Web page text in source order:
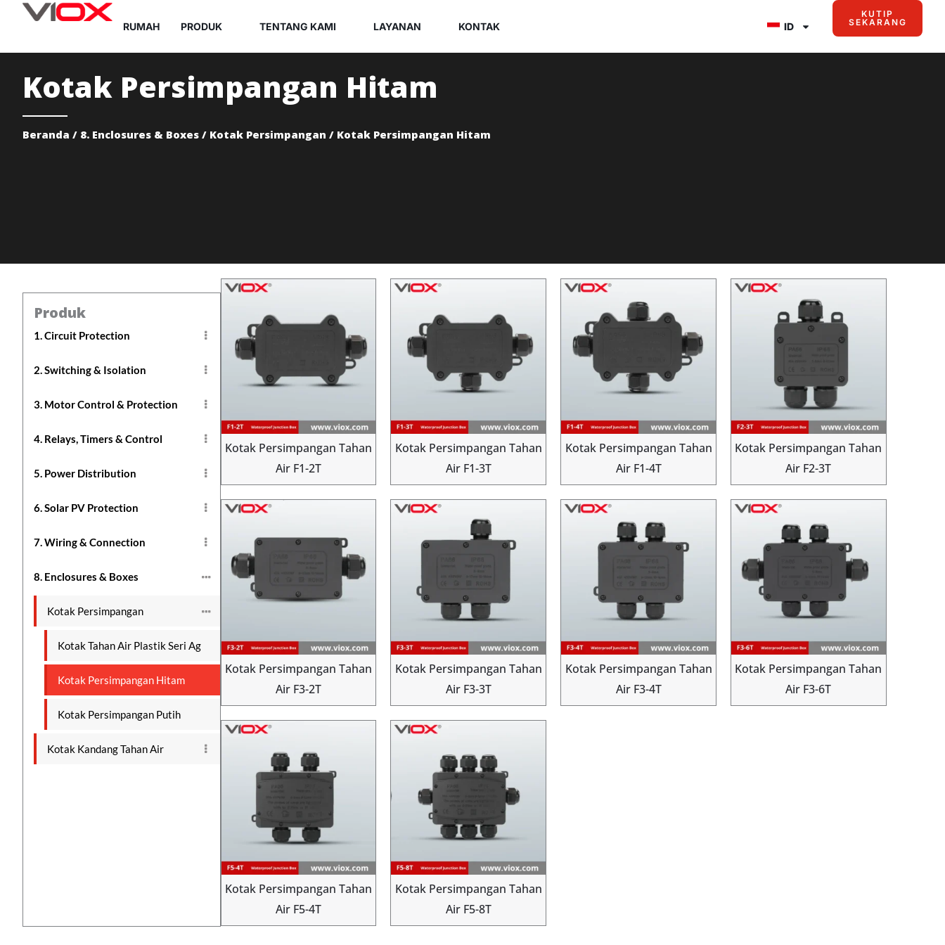
Lewati
konten
RUMAH PRODUK TENTANG KAMI LAYANAN KONTAK ID
KUTIP
SEKARANG
Kotak Persimpangan Hitam
Beranda / 8. Enclosures & Boxes / Kotak Persimpangan / Kotak Persimpangan Hitam
Produk
1. Circuit Protection
2. Switching & Isolation
3. Motor Control & Protection
4. Relays, Timers & Control
5. Power Distribution
6. Solar PV Protection
7. Wiring & Connection
8. Enclosures & Boxes
Kotak Persimpangan
Kotak Tahan Air Plastik Seri Ag
Kotak Persimpangan Hitam
Kotak Persimpangan Putih
Kotak Kandang Tahan Air
Kotak Persimpangan Tahan
Air F1-2T
Kotak Persimpangan Tahan
Air F1-3T
Kotak Persimpangan Tahan
Air F1-4T
Kotak Persimpangan Tahan
Air F2-3T
Kotak Persimpangan Tahan
Air F3-2T
Kotak Persimpangan Tahan
Air F3-3T
Kotak Persimpangan Tahan
Air F3-4T
Kotak Persimpangan Tahan
Air F3-6T
Kotak Persimpangan Tahan
Air F5-4T
Kotak Persimpangan Tahan
Air F5-8T